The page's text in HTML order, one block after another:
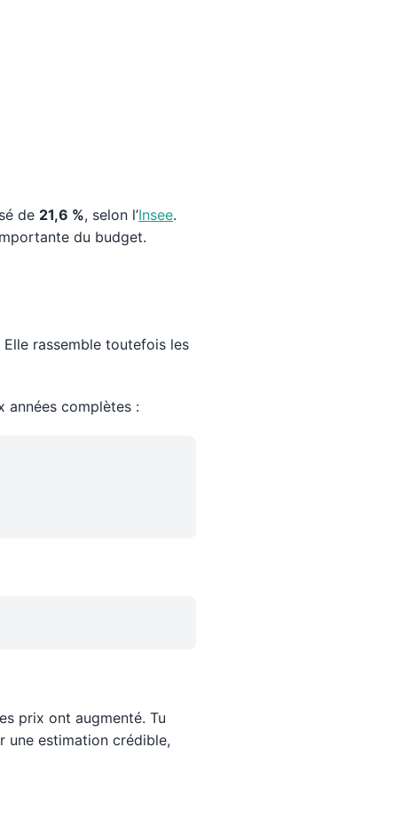
de 21,6 %, selon l’Insee.
du budget.
rassemble toutefois les
années complètes :
prix ont augmenté. Tu
une estimation crédible,